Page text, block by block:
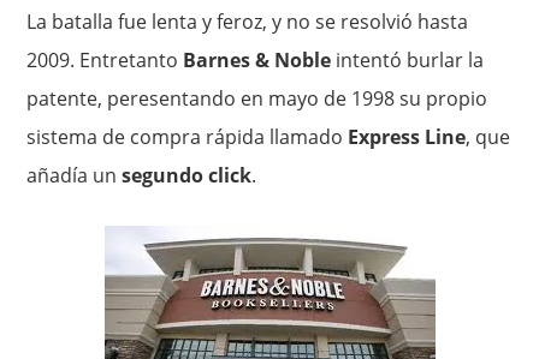
La batalla fue lenta y feroz, y no se resolvió hasta
2009. Entretanto Barnes & Noble intentó burlar la
patente, peresentando en mayo de 1998 su propio
sistema de compra rápida llamado Express Line, que
añadía unsegundo click.